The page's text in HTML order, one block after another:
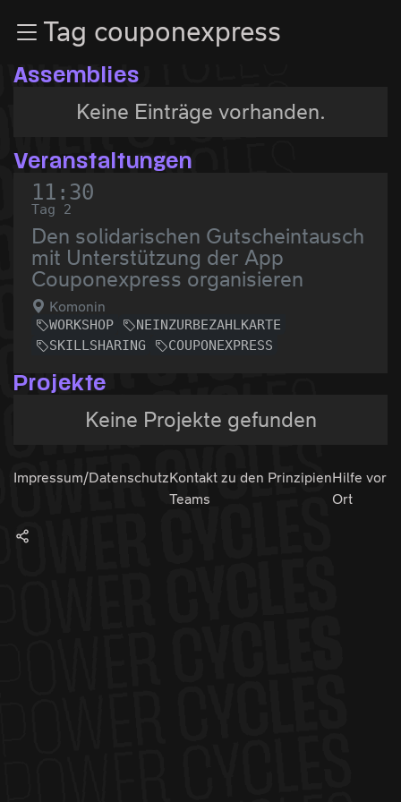
Zum InhaltTag couponexpress
Assemblies
Keine Einträge vorhanden.
Veranstaltungen
11:30
Tag 2
Den solidarischen Gutscheintausch
mit Unterstützung der App
Couponexpress organisieren
Komonin
WORKSHOP
NEINZURBEZAHLKARTE
SKILLSHARING
COUPONEXPRESS
Projekte
Keine Projekte gefunden
Impressum/DatenschutzKontakt zu den
Teams
PrinzipienHilfe vor
Ort